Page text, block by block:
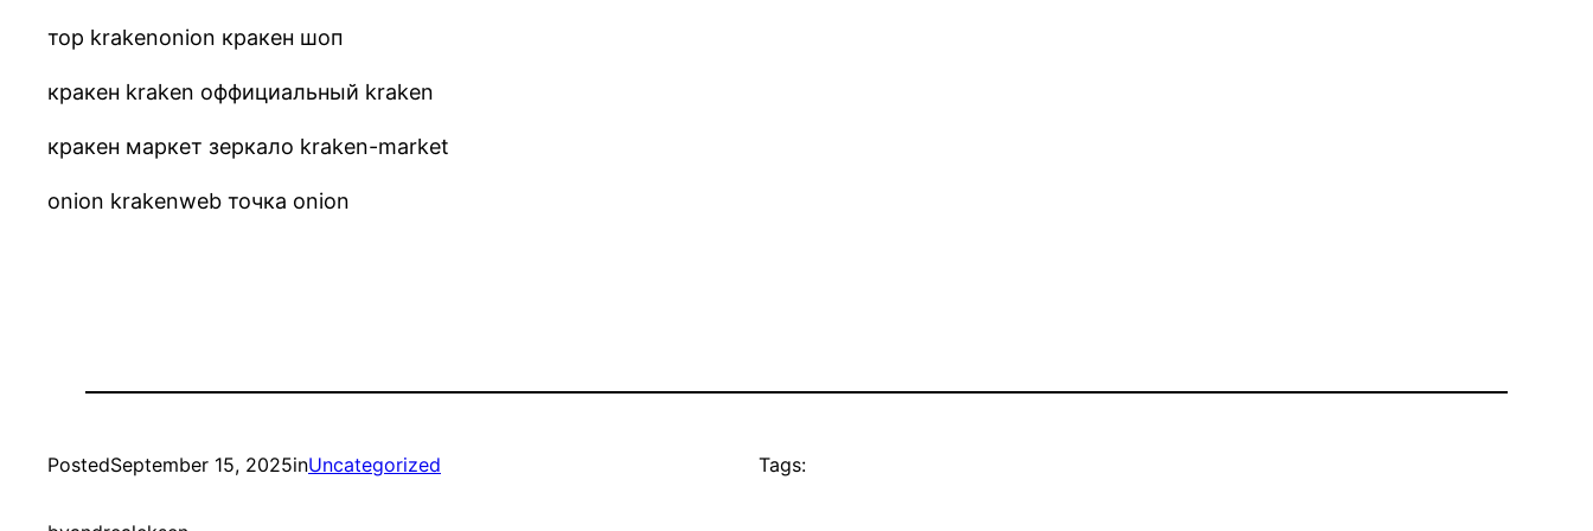
тор krakenonion кракен шоп
кракен kraken оффициальный kraken
кракен маркет зеркало kraken-market
onion krakenweb точка onion
PostedSeptember 15, 2025inUncategorized Tags: